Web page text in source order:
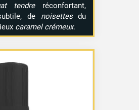
tendreréconfortant,
de noisettesdu
caramel crémeux.